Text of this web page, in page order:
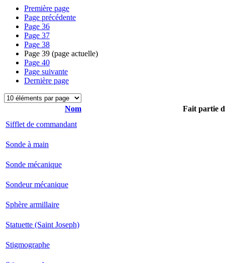
Première page
Page précédente
Page 36
Page 37
Page 38
Page 39 (page actuelle)
Page 40
Page suivante
Dernière page
Nom
Fait partie
Sifflet de commandant
Sonde à main
Sonde mécanique
Sondeur mécanique
Sphère armillaire
Statuette (Saint Joseph)
Stigmographe